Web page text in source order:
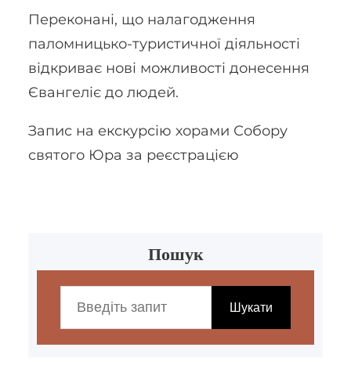
Переконані, що налагодження
паломницько-туристичної діяльності
відкриває нові можливості донесення
Євангеліє до людей.
Запис на екскурсію хорами Собору
святого Юра за реєстрацією
Пошук
Шукати